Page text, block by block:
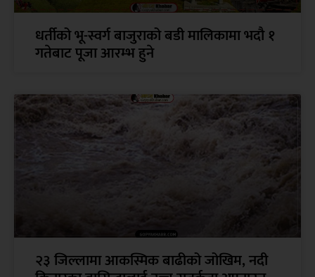
धर्तीको भू-स्वर्ग बाजुराको बडी मालिकामा भदौ १
गतेबाट पूजा आरम्भ हुने
२३ जिल्लामा आकस्मिक बाढीको जोखिम, नदी